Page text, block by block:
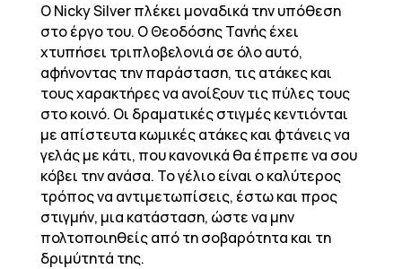
O Nicky Silver πλέκει μοναδικά την υπόθεση
στο έργο του. Ο Θεοδόσης Τανής έχει
χτυπήσει τριπλοβελονιά σε όλο αυτό,
αφήνοντας την παράσταση, τις ατάκες και
τους χαρακτήρες να ανοίξουν τις πύλες τους
στο κοινό. Οι δραματικές στιγμές κεντιόνται
με απίστευτα κωμικές ατάκες και φτάνεις να
γελάς με κάτι, που κανονικά θα έπρεπε να σου
κόβει την ανάσα. Το γέλιο είναι ο καλύτερος
τρόπος να αντιμετωπίσεις, έστω και προς
στιγμήν, μια κατάσταση, ώστε να μην
πολτοποιηθείς από τη σοβαρότητα και τη
δριμύτητά της.